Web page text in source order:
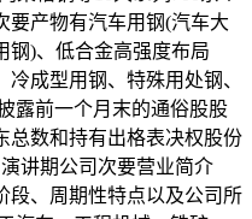
要产物有汽车用钢(汽车大
钢)、低合金高强度布局
成型用钢、特殊用处钢、
露前一个月末的通俗股股
总数和持有出格表决权股份
讲期公司次要营业简介
段、周期性特点以及公司所